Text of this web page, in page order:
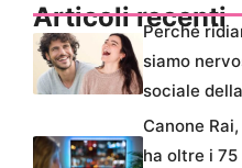
Articoli recenti
Perché
siamo
sociale
Canone
ha oltre i